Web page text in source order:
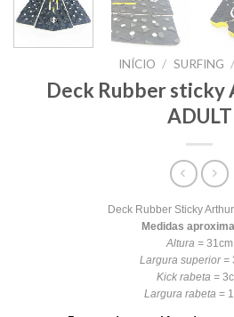
INÍCIO / SURFING /
Deck Rubber sticky
ADULT
Deck Rubber Sticky
Medidas
Altura =31cm
Largura superior =
Kick rabeta =
Largura rabeta =